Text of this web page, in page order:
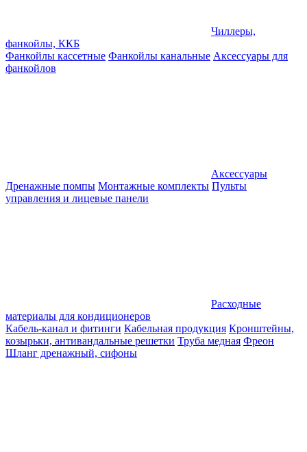
Чиллеры,
фанкойлы, ККБ
Фанкойлы кассетные Фанкойлы канальные Аксессуары для
фанкойлов
Аксессуары
Дренажные помпы Монтажные комплекты Пульты
управления и лицевые панели
Расходные
материалы для кондиционеров
Кабель-канал и фитинги Кабельная продукция Кронштейны,
козырьки, антивандальные решетки Труба медная Фреон
Шланг дренажный, сифоны